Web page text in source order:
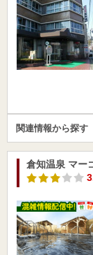
関連情報から探す
倉知温泉 マー